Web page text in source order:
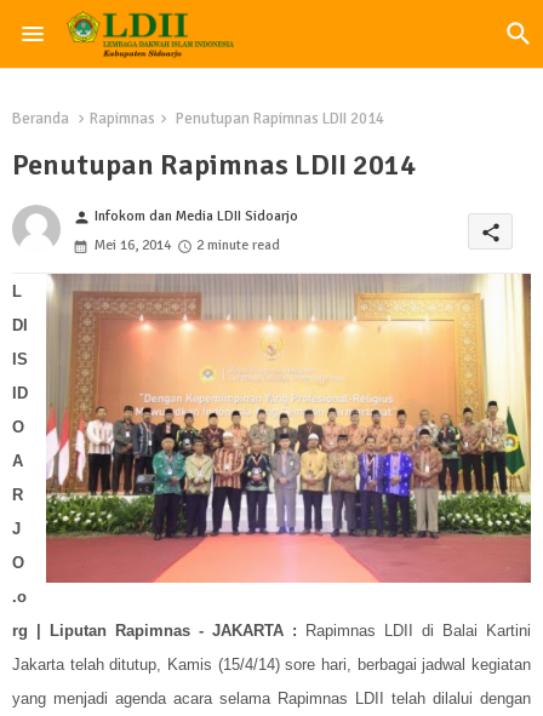
Beranda Rapimnas Penutupan Rapimnas LDII 2014
Penutupan Rapimnas LDII 2014
person Infokom dan Media LDII Sidoarjo
Mei 16, 2014
2 minute read
share
L
DI
IS
ID
O
A
R
J
O
.o
rg | Liputan Rapimnas - JAKARTA : Rapimnas LDII di Balai Kartini
Jakarta telah ditutup, Kamis (15/4/14) sore hari, berbagai jadwal kegiatan
yang menjadi agenda acara selama Rapimnas LDII telah dilalui dengan